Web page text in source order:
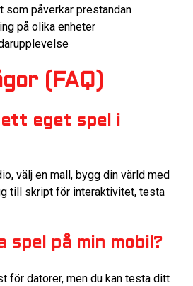
som påverkar prestandan
på olika enheter
(FAQ)
ett eget spel i
välj en mall, bygg din värld med
till skript för interaktivitet, testa
spel på min mobil?
för datorer, men du kan testa ditt